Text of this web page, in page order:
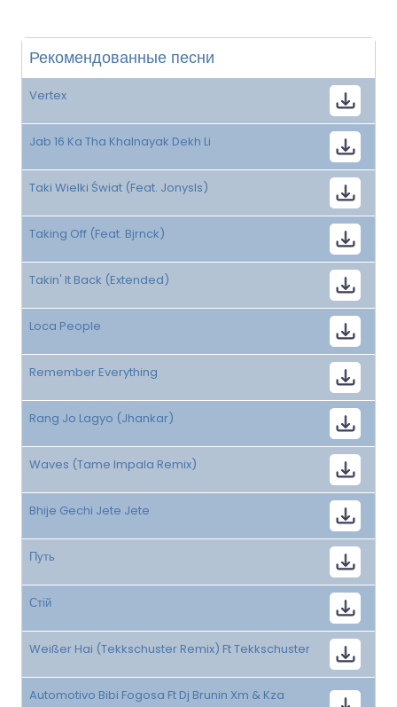
Рекомендованные песни
Vertex
Jab 16 Ka Tha Khalnayak Dekh Li
Taki Wielki Świat (Feat. Jonysls)
Taking Off (Feat. Bjrnck)
Takin' It Back (Extended)
Loca People
Remember Everything
Rang Jo Lagyo (Jhankar)
Waves (Tame Impala Remix)
Bhije Gechi Jete Jete
Путь
Стій
Weißer Hai (Tekkschuster Remix) Ft Tekkschuster
Automotivo Bibi Fogosa Ft Dj Brunin Xm & Kza